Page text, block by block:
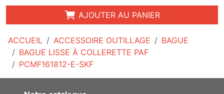
ACCUEIL ACCESSOIRE OUTILLAGE
BAGUE
BAGUE LISSE À COLLERETTE PAF
PCMF161812-E-SKF
AJOUTER AU PANIER